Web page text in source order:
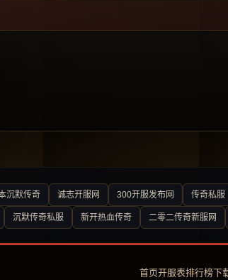
沉默传奇 诚志开服网 300开服发布网 传奇私服
沉默传奇私服 新开热血传奇 二零二传奇新服网
首页开服表排行榜下